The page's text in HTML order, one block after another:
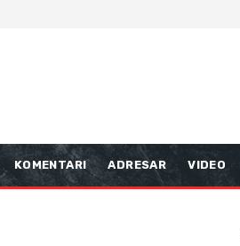
KOMENTARI ADRESAR VIDEO